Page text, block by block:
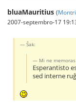
bluaMauritius (
2007-septembro-17
Ŝak:
Mi ne
Esperantisto
sed interne